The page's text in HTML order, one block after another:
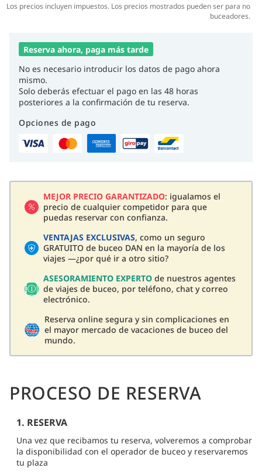
Los precios incluyen impuestos. Los precios mostrados pueden ser para no
buceadores.
Reserva ahora, paga más tarde
No es necesario introducir los datos de pago ahora
mismo.
Solo deberás efectuar el pago en las 48 horas
posteriores a la confirmación de tu reserva.
Opciones de pago
MEJOR PRECIO GARANTIZADO: igualamos el
precio de cualquier competidor para que
puedas reservar con confianza.
VENTAJAS EXCLUSIVAS, como un seguro
GRATUITO de buceo DAN en la mayoría de los
viajes —¿por qué ir a otro sitio?
ASESORAMIENTO EXPERTO de nuestros agentes
de viajes de buceo, por teléfono, chat y correo
electrónico.
Reserva online segura y sin complicaciones en
el mayor mercado de vacaciones de buceo del
mundo.
PROCESO DE RESERVA
1. RESERVA
Una vez que recibamos tu reserva, volveremos a comprobar
la disponibilidad con el operador de buceo y reservaremos
tu plaza